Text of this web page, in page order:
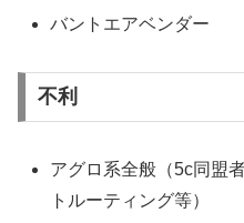
バントエアベンダー
不利
アグロ系全般（5c同盟
トルーティング等）